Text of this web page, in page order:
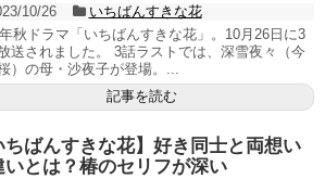
10/26
いちばんすきな花
秋ドラマ「いちばんすきな花」。10月26日に3
送されました。 3話ラストでは、深雪夜々（今
）の母・沙夜子が登場。...
記事を読む
ちばんすきな花】好き同士と両想い
いとは？椿のセリフが深い